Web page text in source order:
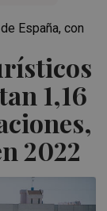
1,16
2022
España, con